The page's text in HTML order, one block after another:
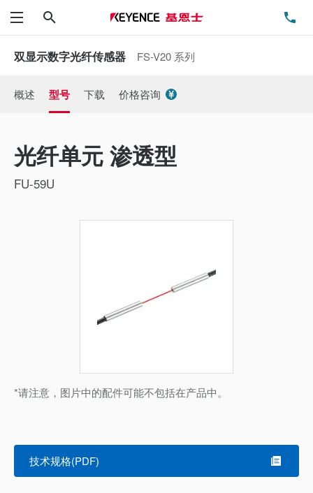
菜单
双显示数字光纤传感器 FS-V20 系列
概述 型号 下载 价格咨询
光纤单元 渗透型
FU-59U
*请注意，图片中的配件可能不包括在产品中。
技术规格(PDF)